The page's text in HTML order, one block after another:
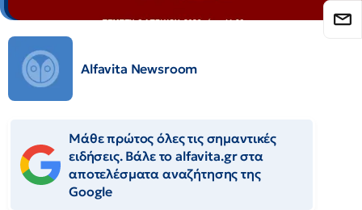
Alfavita Newsroom
Μάθε πρώτος όλες τις σημαντικές
ειδήσεις. Βάλε το alfavita.gr στα
αποτελέσματα αναζήτησης της
Google